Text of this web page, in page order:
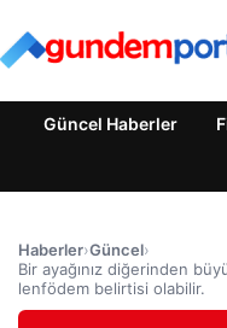
Güncel Haberler
Haberler›Güncel›
Bir ayağınız diğerinden
lenfödem belirtisi olabilir.